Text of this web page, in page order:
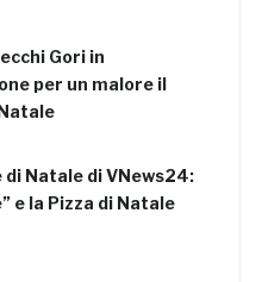
Gori in
per un malore il
Natale di VNews24:
e la Pizza di Natale